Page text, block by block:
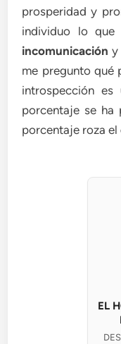
prosperidad y
individuo lo
incomunicación y
me pregunto qué
introspección es
porcentaje se
porcentaje roza el
EL